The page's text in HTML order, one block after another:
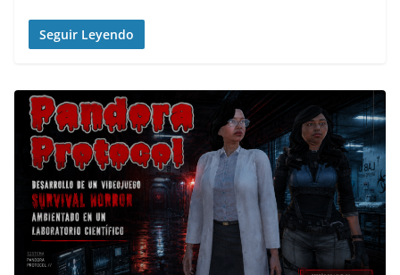
Seguir Leyendo